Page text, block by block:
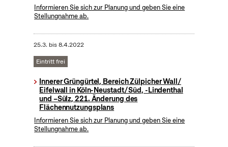
Informieren Sie sich zur Planung und geben Sie eine
Stellungnahme ab.
25.3. bis8.4.2022
Eintritt frei
Innerer Grüngürtel, Bereich Zülpicher Wall/
Eifelwall in Köln-Neustadt/ Süd, -Lindenthal
und –Sülz, 221. Änderung des
Flächennutzungsplans
Informieren Sie sich zur Planung und geben Sie eine
Stellungnahme ab.